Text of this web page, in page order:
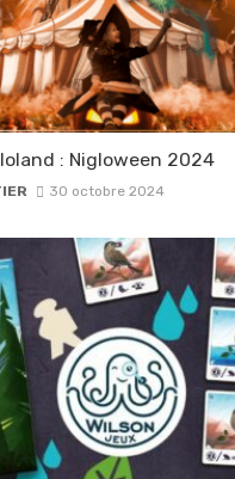
: Nigloween 2024
30 octobre 2024